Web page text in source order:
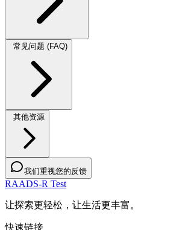
常见问题 (FAQ)
其他资源
我们重视您的反馈
RAADS-R Test
让探索更轻松，让生活更丰富。
快速链接